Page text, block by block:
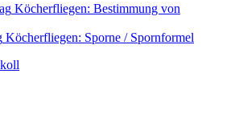
Köcherfliegen: Bestimmung von
Köcherfliegen: Sporne / Spornformel